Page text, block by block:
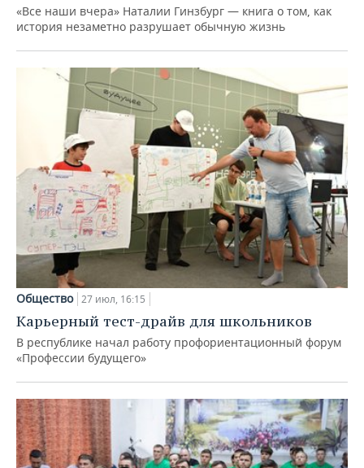
«Все наши вчера» Наталии Гинзбург — книга о том, как
история незаметно разрушает обычную жизнь
Общество 27 июл, 16:15
Карьерный тест-драйв для школьников
В республике начал работу профориентационный форум
«Профессии будущего»